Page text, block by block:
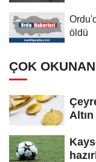
öldü
ÇOK